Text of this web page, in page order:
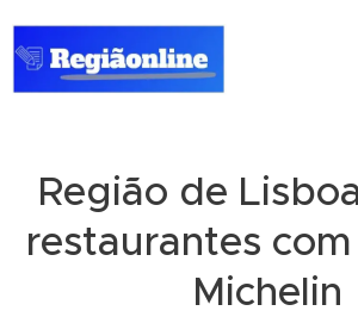
Região de
restaurantes
Michelin